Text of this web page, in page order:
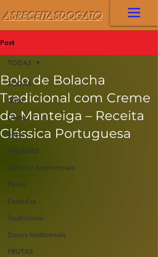
ASRECEITASDOGATO
Post
TODAS
Gato
Carne
Sopa
SALADAS
Doces e Sobremesas
Peixe
Entradas
Tradicional
Doces tradiconais
FRUTAS
TODAS
Bolo de Bolacha
Tradicional com Creme
de Manteiga – Receita
Clássica Portuguesa